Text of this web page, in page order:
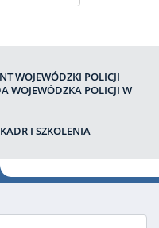
WOJEWÓDZKI POLICJI
WOJEWÓDZKA POLICJI W
I SZKOLENIA